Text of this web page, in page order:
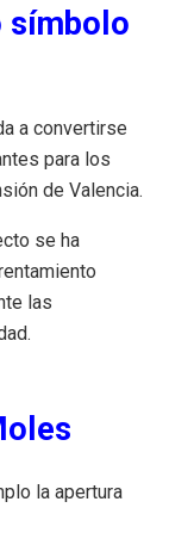
símbolo
a convertirse
para los
de Valencia.
se ha
las
la apertura